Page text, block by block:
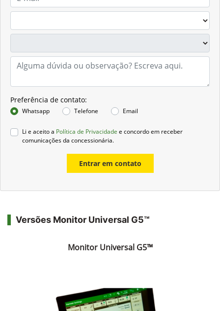
Preferência de contato:
Whatsapp Telefone Email
Li e aceito a Política de Privacidade e concordo em receber
comunicações da concessionária.
Entrar em contato
Versões Monitor Universal G5™
Monitor Universal G5™